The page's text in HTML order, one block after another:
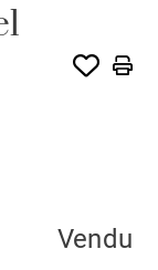
Vendu